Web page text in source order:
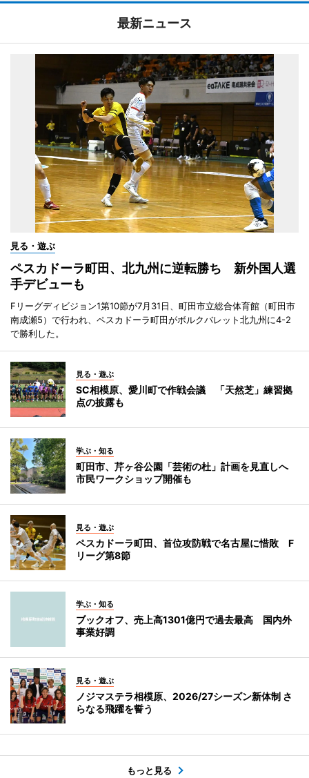
最新ニュース
見る・遊ぶ
ペスカドーラ町田、北九州に逆転勝ち 新外国人選
手デビューも
Fリーグディビジョン1第10節が7月31日、町田市立総合体育館（町田市
南成瀬5）で行われ、ペスカドーラ町田がボルクバレット北九州に4-2
で勝利した。
見る・遊ぶ
SC相模原、愛川町で作戦会議 「天然芝」練習拠
点の披露も
学ぶ・知る
町田市、芹ヶ谷公園「芸術の杜」計画を見直しへ
市民ワークショップ開催も
見る・遊ぶ
ペスカドーラ町田、首位攻防戦で名古屋に惜敗 F
リーグ第8節
学ぶ・知る
ブックオフ、売上高1301億円で過去最高 国内外
事業好調
見る・遊ぶ
ノジマステラ相模原、2026/27シーズン新体制 さ
らなる飛躍を誓う
もっと見る